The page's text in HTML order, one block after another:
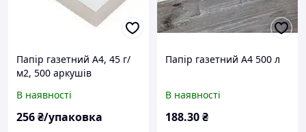
Папір газетний А4, 45 г/
м2, 500 аркушів
В наявності
256₴/упаковка
Папір газетний А4 500 л
В наявності
188.30₴